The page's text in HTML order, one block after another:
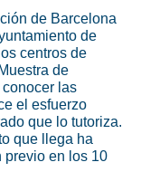
de Barcelona
de
centros de
de
las
el esfuerzo
que lo tutoriza.
que llega ha
previo en los 10